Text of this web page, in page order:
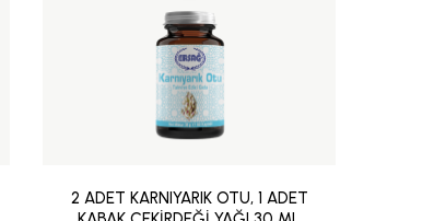
2 ADET KARNIYARIK OTU, 1 ADET